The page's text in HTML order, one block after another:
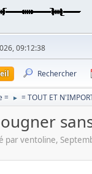
09:12:38
Rechercher
= ► = TOUT ET
par ventoline,